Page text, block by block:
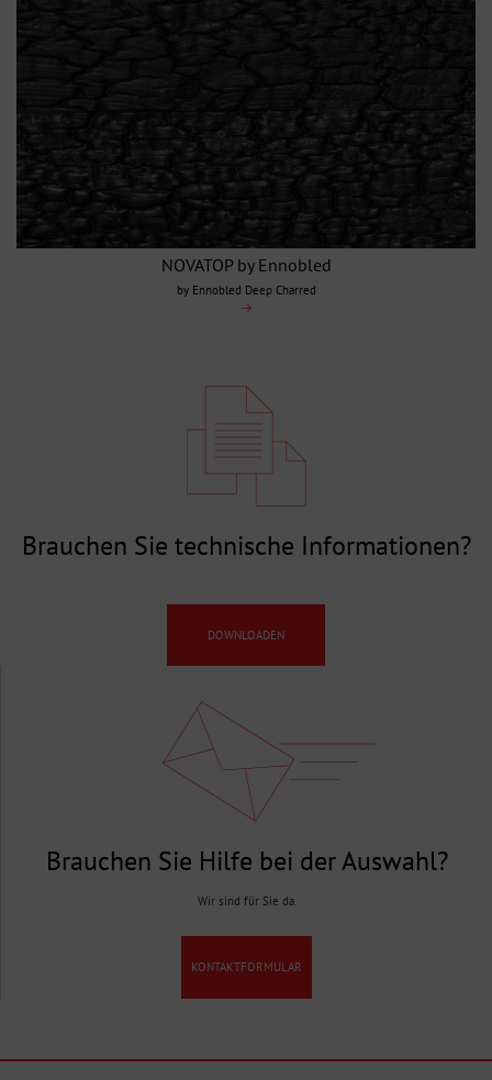
NOVATOP by Ennobled
by Ennobled Deep Charred
Brauchen Sie technische Informationen?
DOWNLOADEN
Brauchen Sie Hilfe bei der Auswahl?
Wir sind für Sie da.
KONTAKTFORMULAR